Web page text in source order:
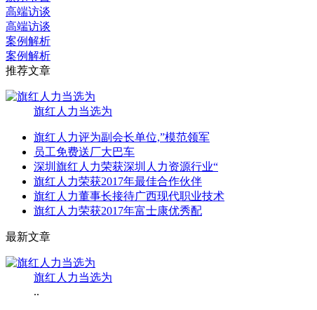
高端访谈
高端访谈
案例解析
案例解析
推荐文章
旗红人力当选为
旗红人力评为副会长单位,”模范领军
员工免费送厂大巴车
深圳旗红人力荣获深圳人力资源行业“
旗红人力荣获2017年最佳合作伙伴
旗红人力董事长接待广西现代职业技术
旗红人力荣获2017年富士康优秀配
最新文章
旗红人力当选为
..